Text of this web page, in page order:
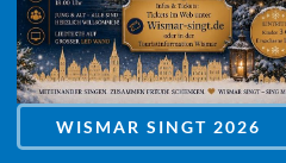
WISMAR SINGT 2026